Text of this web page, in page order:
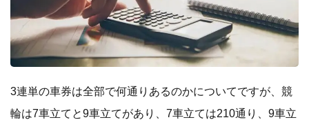
3連単の車券は全部で何通りあるのかについてですが、競
輪は7車立てと9車立てがあり、7車立ては210通り、9車立